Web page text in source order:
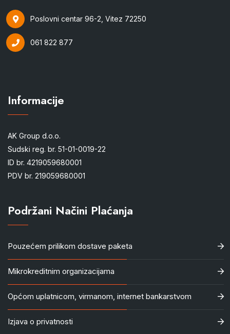
Poslovni centar 96-2, Vitez 72250
061 822 877
Informacije
AK Group d.o.o.
Sudski reg. br. 51-01-0019-22
ID br. 4219059680001
PDV br. 219059680001
Podržani Načini Plaćanja
Pouzećem prilikom dostave paketa
Mikrokreditnim organizacijama
Općom uplatnicom, virmanom, internet bankarstvom
Izjava o privatnosti